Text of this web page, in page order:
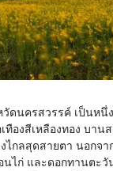
ดนครสวรรค์ เป็นหนึ่
ทืองสีเหลืองทอง บาน
ไกลสุดสายตา นอกจา
ไก่ และดอกทานตะวั